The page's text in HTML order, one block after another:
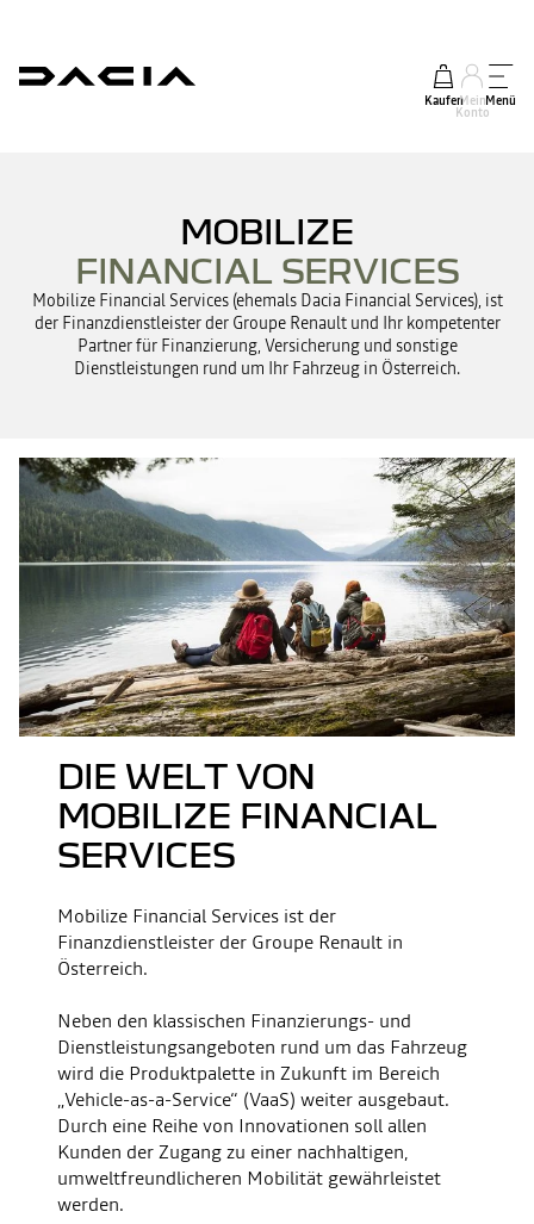
KaufenMein
Konto
Menü
MOBILIZE
FINANCIAL SERVICES
Mobilize Financial Services (ehemals Dacia Financial Services), ist
der Finanzdienstleister der Groupe Renault und Ihr kompetenter
Partner für Finanzierung, Versicherung und sonstige
Dienstleistungen rund um Ihr Fahrzeug in Österreich.
DIE WELT VON
MOBILIZE FINANCIAL
SERVICES
Mobilize Financial Services ist der
Finanzdienstleister der Groupe Renault in
Österreich. ​​
Neben den klassischen Finanzierungs- und
Dienstleistungsangeboten rund um das Fahrzeug
wird die Produktpalette in Zukunft im Bereich
„Vehicle-as-a-Service“ (VaaS) weiter ausgebaut.
Durch eine Reihe von Innovationen soll allen
Kunden der Zugang zu einer nachhaltigen,
umweltfreundlicheren Mobilität gewährleistet
werden.